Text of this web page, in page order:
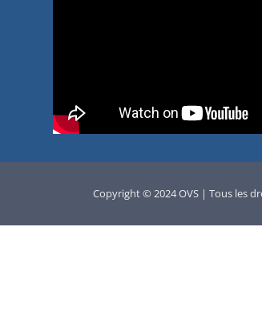
Copyright © 2024 OVS | Tous les